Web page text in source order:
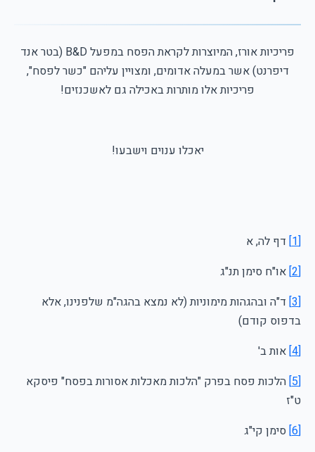
פריכיות אורז, המיוצרות לקראת הפסח במפעל B&D (בטר אנד
דיפרנט) אשר במעלה אדומים, ומצויין עליהם "כשר לפסח",
פריכיות אלו מותרות באכילה גם לאשכנזים!
יאכלו ענוים וישבעו!
[1]
דף לה, א
[2]
או"ח סימן תנ"ג
[3]
ד"ה ובהגהות מימוניות (לא נמצא בהגה"מ שלפנינו, אלא
בדפוס קודם)
[4]
אות ב'
[5]
הלכות פסח בפרק "הלכות מאכלות אסורות בפסח" פיסקא
ט"ז
[6]
סימן קי"ג